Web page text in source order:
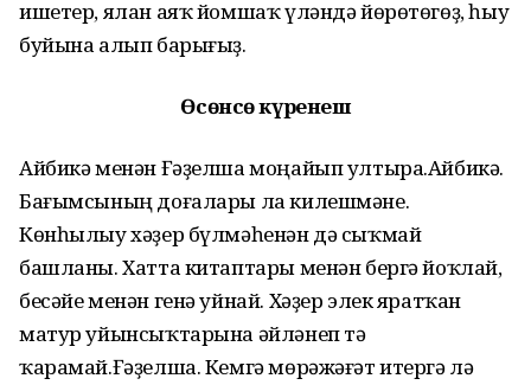
ишетер, ялан аяҡ йомшаҡ үләндә йөрөтөгөҙ, һыу
буйына алып барығыҙ.
Өсөнсө күренеш
Айбикә менән Ғәҙелша моңайып ултыра.Айбикә.
Бағымсының доғалары ла килешмәне.
Көнһылыу хәҙер бүлмәһенән дә сыҡмай
башланы. Хатта китаптары менән бергә йоҡлай,
бесәйе менән генә уйнай. Хәҙер элек яратҡан
матур уйынсыҡтарына әйләнеп тә
ҡарамай.Ғәҙелша. Кемгә мөрәжәғәт итергә лә